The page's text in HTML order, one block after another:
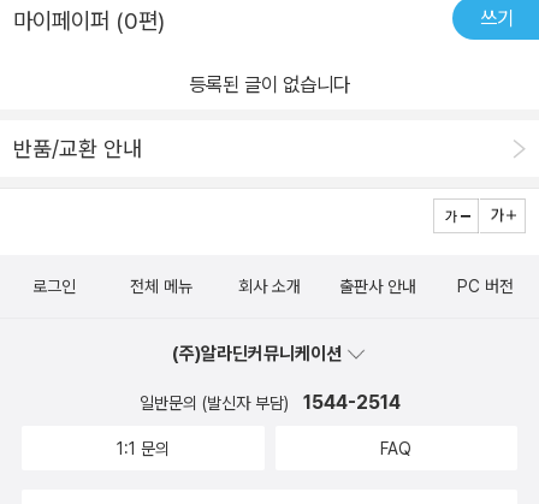
마이페이퍼 (0편) 쓰기
등록된 글이 없습니다
반품/교환 안내
로그인 전체 메뉴 회사 소개 출판사 안내 PC 버전
(주)알라딘커뮤니케이션
일반문의 (발신자 부담) 1544-2514
1:1 문의 FAQ